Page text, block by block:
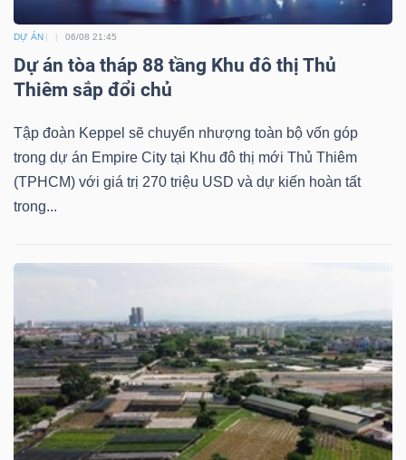
DỰ ÁN 06/08 21:45
Dự án tòa tháp 88 tầng Khu đô thị Thủ
Thiêm sắp đổi chủ
Tập đoàn Keppel sẽ chuyển nhượng toàn bộ vốn góp
trong dự án Empire City tại Khu đô thị mới Thủ Thiêm
(TPHCM) với giá trị 270 triệu USD và dự kiến hoàn tất
trong...
THÔNG
TIN
DỊCH
THÔNG
TIỆN